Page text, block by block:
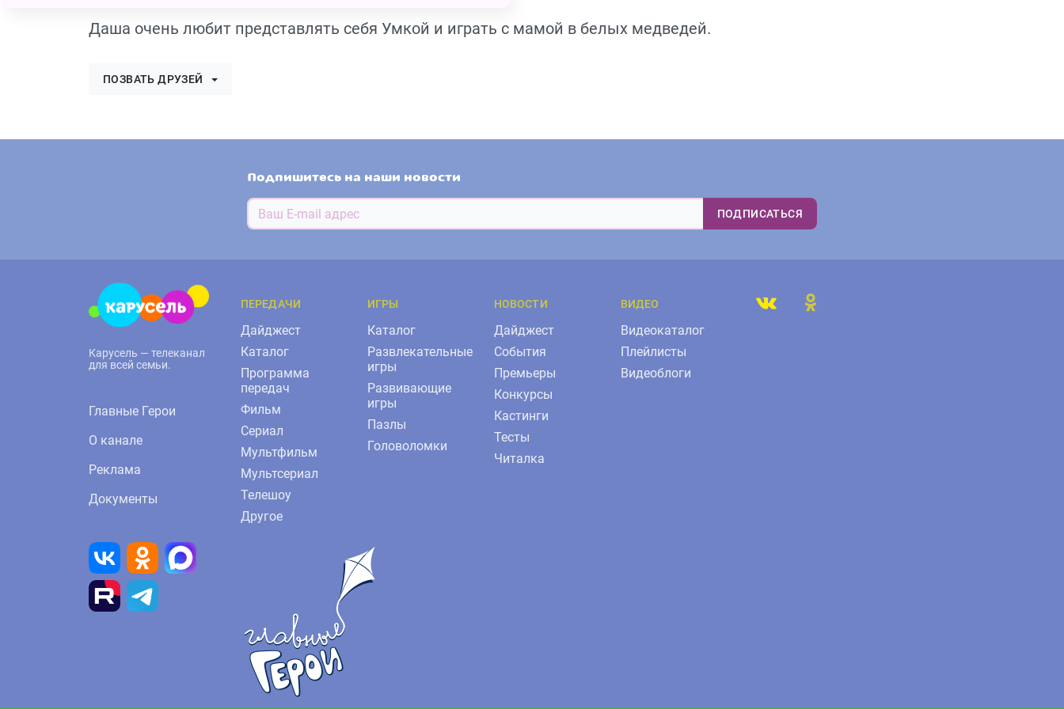
Даша очень любит представлять себя Умкой и играть с мамой в белых медведей.
ПОЗВАТЬ ДРУЗЕЙ
Подпишитесь на наши новости
ПОДПИСАТЬСЯ
Карусель — телеканал
для всей семьи.
Главные Герои
О канале
Реклама
Документы
ПЕРЕДАЧИ
Дайджест
Каталог
Программа
передач
Фильм
Сериал
Мультфильм
Мультсериал
Телешоу
Другое
ИГРЫ
Каталог
Развлекательные
игры
Развивающие
игры
Пазлы
Головоломки
НОВОСТИ
Дайджест
События
Премьеры
Конкурсы
Кастинги
Тесты
Читалка
ВИДЕО
Видеокаталог
Плейлисты
Видеоблоги